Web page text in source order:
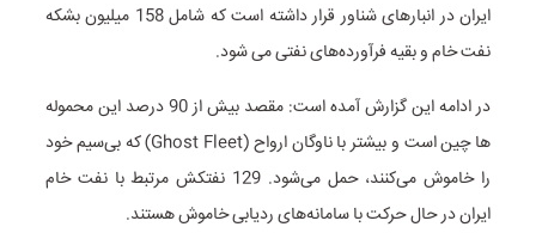
ایران در انبارهای شناور قرار داشته است که شامل 158 میلیون بشکه
نفت خام و بقیه فرآورده‌های نفتی می شود.
در ادامه این گزارش آمده است: مقصد بیش از 90 درصد این محموله
ها چین است و بیشتر با ناوگان ارواح (Ghost Fleet) که بی‌سیم خود
را خاموش می‌کنند، حمل می‌شود. 129 نفتکش مرتبط با نفت خام
ایران در حال حرکت با سامانه‌های ردیابی خاموش هستند.